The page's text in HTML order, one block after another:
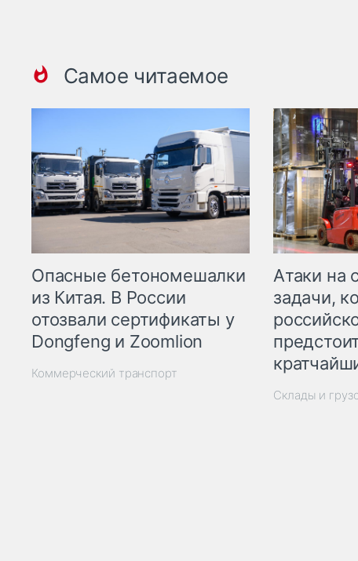
Самое читаемое
Опасные бетономешалки
из Китая. В России
отозвали сертификаты у
Dongfeng и Zoomlion
Коммерческий транспорт
Атаки на
задачи,
Склады и